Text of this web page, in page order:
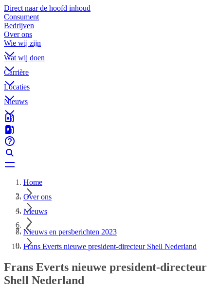
Direct naar de hoofd inhoud
Consument
Bedrijven
Over ons
Wie wij zijn
Wat wij doen
Carrière
Locaties
Nieuws
Home
Over ons
Nieuws
Nieuws en persberichten 2023
Frans Everts nieuwe president-directeur Shell Nederland
Frans Everts nieuwe president-directeur
Shell Nederland